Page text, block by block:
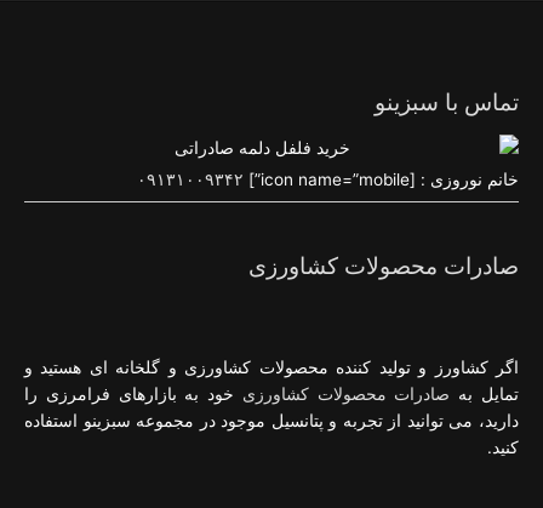
تماس با سبزینو
خانم نوروزی : [icon name=”mobile”] ۰۹۱۳۱۰۰۹۳۴۲
صادرات محصولات کشاورزی
اگر کشاورز و تولید کننده محصولات کشاورزی و گلخانه ای هستید و
تمایل به صادرات محصولات کشاورزی خود به بازارهای فرامرزی را
دارید، می توانید از تجربه و پتانسیل موجود در مجموعه سبزینو استفاده
کنید.